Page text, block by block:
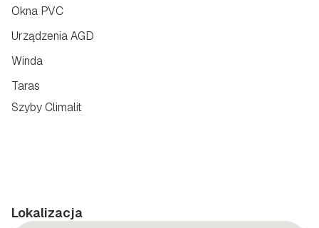
Okna PVC
Urządzenia AGD
Winda
Taras
Szyby Climalit
Lokalizacja